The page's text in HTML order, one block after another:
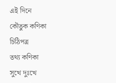
এই দিনে
কৌতুক কণিকা
চিঠিপত্র
তথ্য কণিকা
সুখে দুঃখে